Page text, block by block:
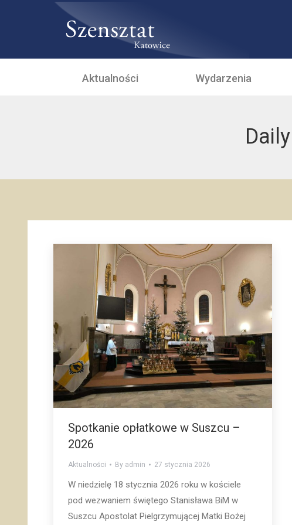
Aktualności Wydarzenia
Spotkanie opłatkowe w Suszcu –
2026
Aktualności By admin 27 stycznia 2026
W niedzielę 18 stycznia 2026 roku w kościele
pod wezwaniem świętego Stanisława BiM w
Suszcu Apostolat Pielgrzymującej Matki Bożej